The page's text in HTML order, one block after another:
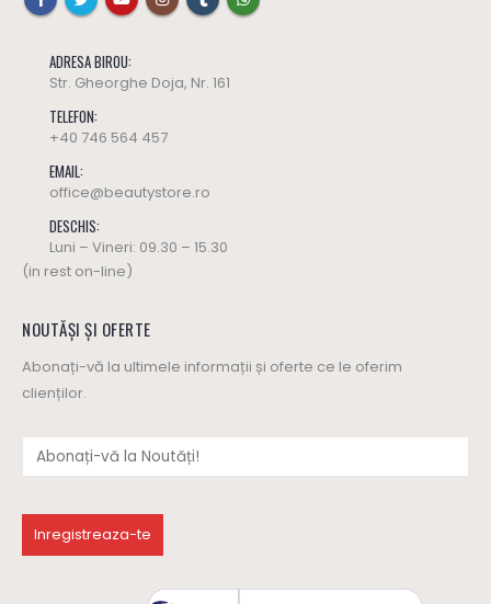
ADRESA BIROU:
Str. Gheorghe Doja, Nr. 161
TELEFON:
+40 746 564 457
EMAIL:
office@beautystore.ro
DESCHIS:
Luni – Vineri: 09.30 – 15.30
(in rest on-line)
NOUTĂȘI ȘI OFERTE
Abonați-vă la ultimele informații și oferte ce le oferim
clienților.